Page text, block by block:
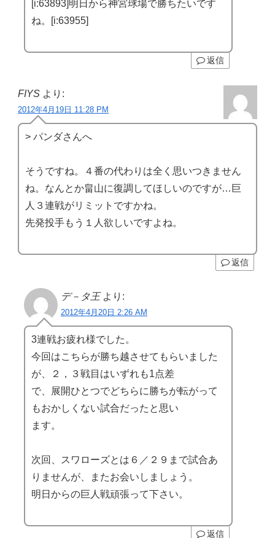
[i:63893]明日から神宮球場で勝ちたいです
ね。[i:63955]
返信
FIYS より:
2012年4月19日 11:28 PM
> パンダさんへ
そうですね。４番の代わりは全く思いつきません
ね。なんとか畠山に復調してほしいのですが…巨
人３連戦がリミットですかね。
先発投手もう１人欲しいですよね。
返信
デ－タ王 より:
2012年4月20日 2:26 AM
3連戦お疲れ様でした。
今回はこちらが勝ち越させてもらいました
が、２，３戦目はいずれも1点差
で、展開ひとつでどちらに勝ちが転がって
もおかしくない試合だったと思い
ます。
次回、スワローズとは６／２９まで試合あ
りませんが、またお会いしましょう。
明日からの巨人戦頑張って下さい。
返信